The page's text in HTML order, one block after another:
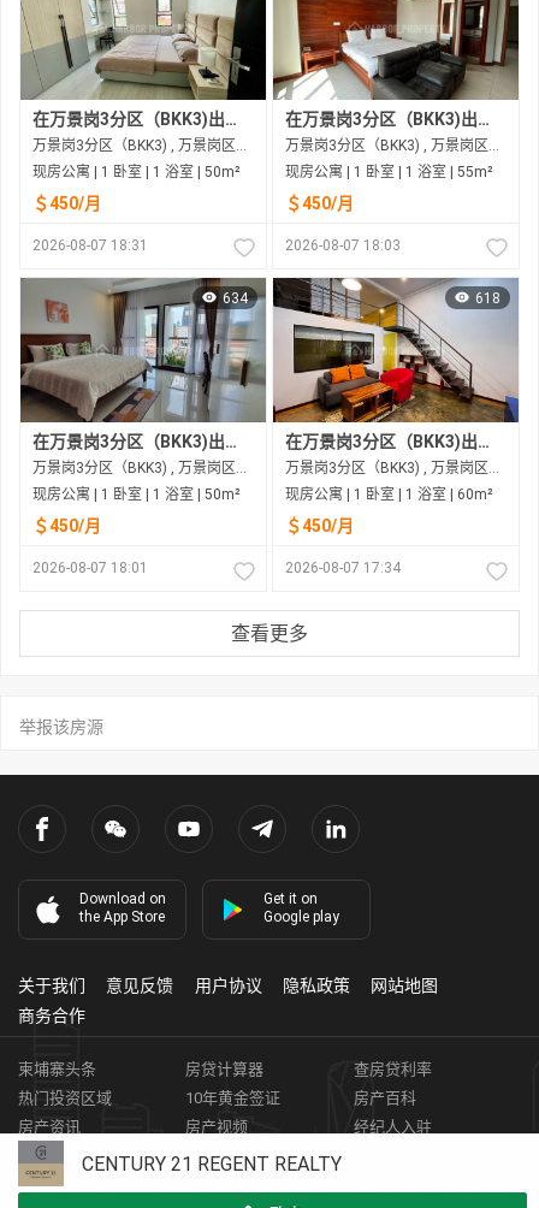
在万景岗3分区（BKK3)出租的现房公寓
万景岗3分区（BKK3) , 万景岗区（BKK) , 金边市
现房公寓 | 1 卧室 | 1 浴室 | 50m²
＄450/月
2026-08-07 18:31
在万景岗3分区（BKK3)出租的现房公寓
万景岗3分区（BKK3) , 万景岗区（BKK) , 金边市
现房公寓 | 1 卧室 | 1 浴室 | 55m²
＄450/月
2026-08-07 18:03
634
在万景岗3分区（BKK3)出租的现房公寓
万景岗3分区（BKK3) , 万景岗区（BKK) , 金边市
现房公寓 | 1 卧室 | 1 浴室 | 50m²
＄450/月
2026-08-07 18:01
618
在万景岗3分区（BKK3)出租的现房公寓
万景岗3分区（BKK3) , 万景岗区（BKK) , 金边市
现房公寓 | 1 卧室 | 1 浴室 | 60m²
＄450/月
2026-08-07 17:34
查看更多
举报该房源
CENTURY 21 REGENT REALTY
Download on
the App Store
Get it on
Google play
关于我们 意见反馈 用户协议 隐私政策
网站地图
商务合作
柬埔寨头条 房贷计算器
查房贷利率
热门投资区域
10年黄金签证
房产百科
房产资讯
房产视频
经纪人入驻
获取客资
柬埔寨房地产APP
HARBOR PROPERTY CO., LTD.